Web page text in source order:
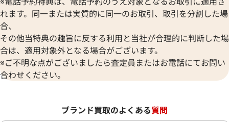
れます。同一または実質的に同一のお取引、取引を分割した場
合、
その他当特典の趣旨に反する利用と当社が合理的に判断した場
合は、適用対象外となる場合がございます。
※ご不明な点がございましたら査定員またはお電話にてお問い
合わせください。
ブランド買取のよくある質問